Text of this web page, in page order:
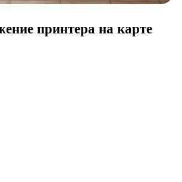
принтера на карте